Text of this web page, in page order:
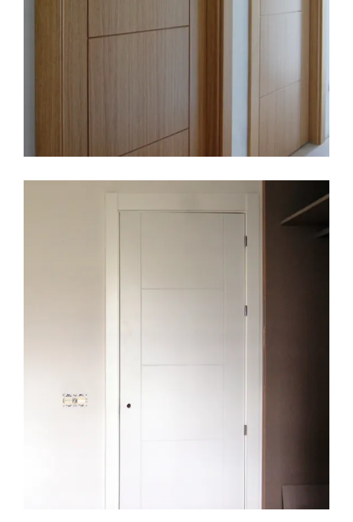
DECORACION EDIFICIO LÚMINA
Portería interior, Edificio Lumina